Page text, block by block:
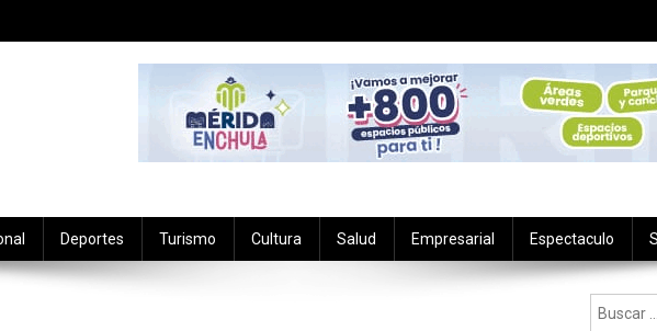
Deportes Turismo Cultura Salud Empresarial Espectaculo